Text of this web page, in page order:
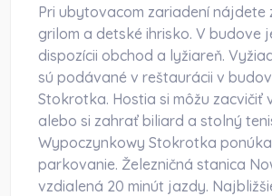
Pri ubytovacom zariadení nájdete
grilom a detské ihrisko. V budove
dispozícii obchod a lyžiareň.
sú podávané v reštaurácii v
Stokrotka. Hostia si môžu zacvičiť
alebo si zahrať biliard a stolný
Wypoczynkowy Stokrotka
parkovanie. Železničná stanica
vzdialená 20 minút jazdy.